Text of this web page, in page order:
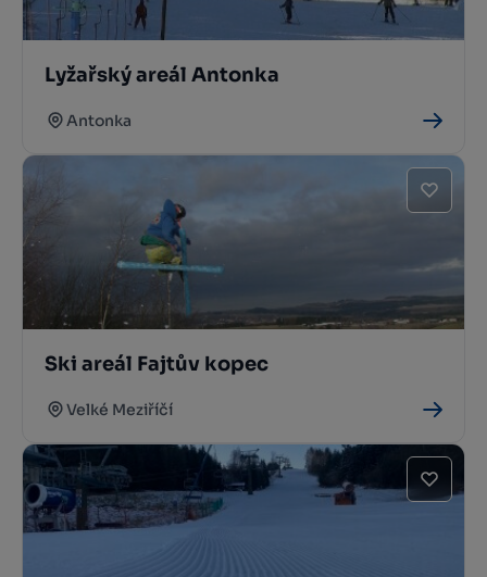
Lyžařský areál Antonka
Antonka
Ski areál Fajtův kopec
Velké Meziříčí